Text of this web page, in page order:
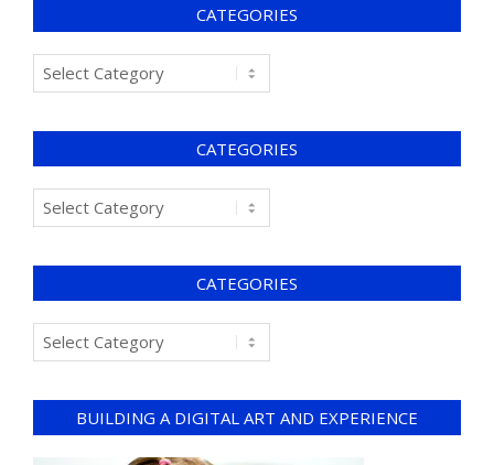
CATEGORIES
CATEGORIES
CATEGORIES
BUILDING A DIGITAL ART AND EXPERIENCE